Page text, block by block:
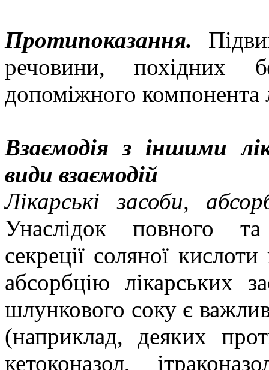
Протипоказання.
речовини, похідних
допоміжного компонента
Взаємодія з іншими
види взаємодій
Лікарські засоби,
Унаслідок повного та
секреції соляної
абсорбцію лікарських
шлункового соку є
(наприклад, деяких
кетоконазол,